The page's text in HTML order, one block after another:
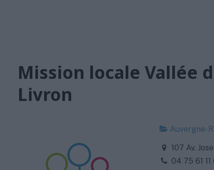
Mission locale Vallée
Livron
Auvergne-
107 Av.
04 75 61 11